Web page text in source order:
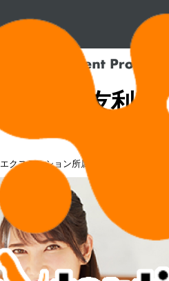
友利 新
エクステンション所属タレント一覧